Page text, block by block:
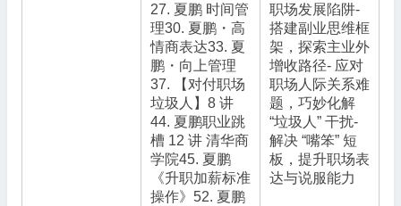
27. 夏鹏 时间管
理30. 夏鹏・高
情商表达33. 夏
鹏・向上管理
37. 【对付职场
垃圾人】8 讲
44. 夏鹏职业跳
槽 12 讲 清华商
学院45. 夏鹏
《升职加薪标准
操作》52. 夏鹏
职场发展陷阱-
搭建副业思维框
架，探索主业外
增收路径- 应对
职场人际关系难
题，巧妙化解
“垃圾人” 干扰-
解决 “嘴笨” 短
板，提升职场表
达与说服能力